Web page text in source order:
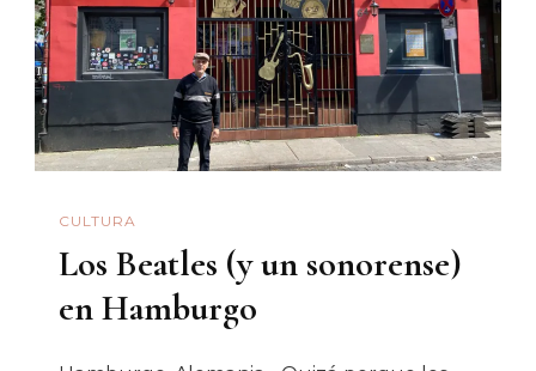
A
Christian
Nodal
Y
Cuánto?
CULTURA
Los Beatles (y un sonorense)
en Hamburgo